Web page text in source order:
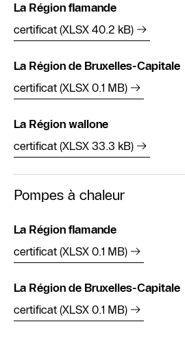
La Région flamande
certificat (XLSX 40.2 kB)
La Région de Bruxelles-Capitale
certificat (XLSX 0.1 MB)
La Région wallone
certificat (XLSX 33.3 kB)
Pompes à chaleur
La Région flamande
certificat (XLSX 0.1 MB)
La Région de Bruxelles-Capitale
certificat (XLSX 0.1 MB)